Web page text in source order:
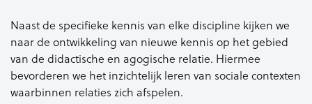
Naast de specifieke kennis van elke discipline kijken we
naar de ontwikkeling van nieuwe kennis op het gebied
van de didactische en agogische relatie. Hiermee
bevorderen we het inzichtelijk leren van sociale contexten
waarbinnen relaties zich afspelen.